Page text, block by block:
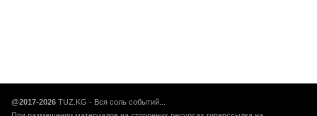
@2017-2026 TUZ.KG - Вся соль событий...